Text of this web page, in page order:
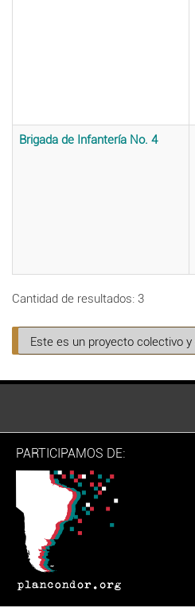
Brigada de Infantería No. 4
Cantidad de resultados: 3
Este es un proyecto colectivo
PARTICIPAMOS DE: